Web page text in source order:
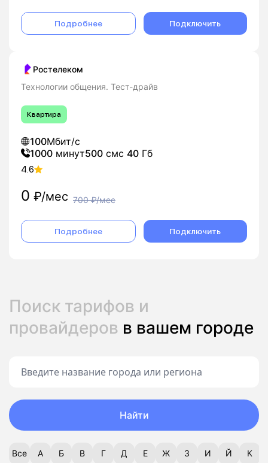
Подробнее Подключить
Ростелеком
Технологии общения. Тест-драйв
Квартира
100Мбит/с
1000 минут500 смс 40 Гб
4.6
0 ₽/мес 700₽/мес
Подробнее Подключить
Поиск тарифов и
провайдеров в вашем городе
Найти
Все А Б В Г Д Е Ж З И Й К